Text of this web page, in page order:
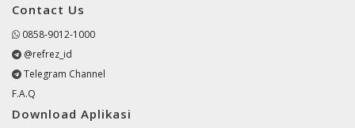
Contact Us
0858-9012-1000
@refrez_id
Telegram Channel
F.A.Q
Download Aplikasi